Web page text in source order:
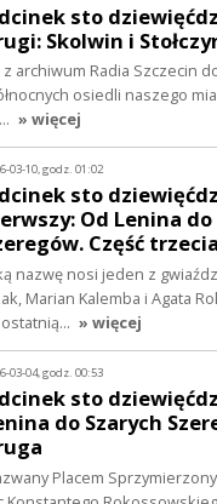
sto
Skolwin i
z archiwum Radia Szczecin
osiedli naszego
» więcej
03-10, godz. 01:02
sto
Od Lenina do
Część trzecia
nazwę nosi jeden z
Marian Kalemba i Agata
» więcej
03-04, godz. 00:53
sto
do Szarych
Placem